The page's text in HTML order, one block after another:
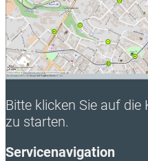
Bitte klicken Sie auf
zu starten.
Servicenavigation